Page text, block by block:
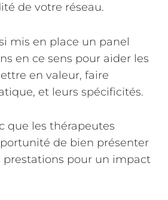
de votre réseau.
mis en place un panel
en ce sens pour aider les
en valeur, faire
et leurs spécificités.
que les thérapeutes
de bien présenter
prestations pour un impact